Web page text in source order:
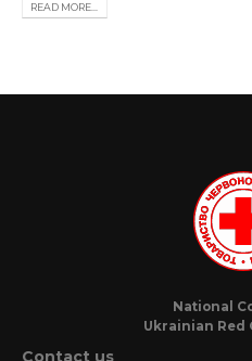
READ MORE...
National
Ukrainian Red